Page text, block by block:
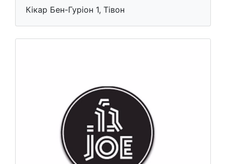
Кікар Бен-Гуріон 1, Тівон